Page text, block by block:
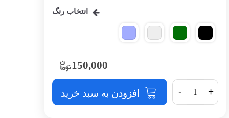
انتخاب رنگ
150,000
- + افزودن به سبد خرید